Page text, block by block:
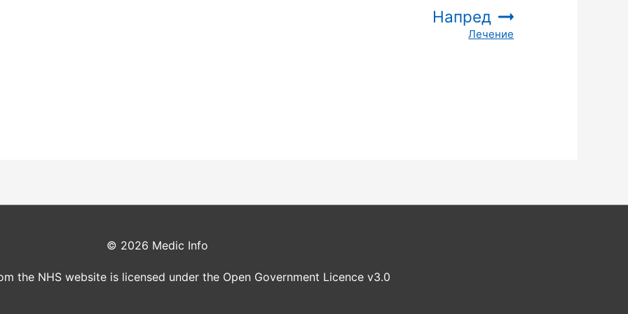
Напред
:
Лечение
© 2026 Medic Info
the NHS website is licensed under the Open Government Licence v3.0